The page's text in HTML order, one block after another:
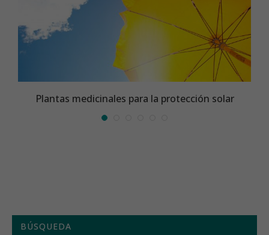
Plantas medicinales para la protección solar
BÚSQUEDA